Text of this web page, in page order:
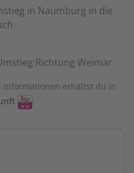
in Naumburg in die
Richtung Weimar
Informationen erhältst du in
.